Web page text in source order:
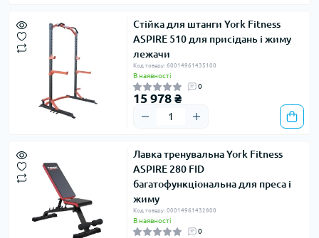
Стійка для штанги York Fitness
ASPIRE 510 для присідань і жиму
лежачи
Код товару: 60014961435100
В наявності
0
15 978 ₴
Лавка тренувальна York Fitness
ASPIRE 280 FID
багатофункціональна для преса і
жиму
Код товару: 00014961432800
В наявності
0